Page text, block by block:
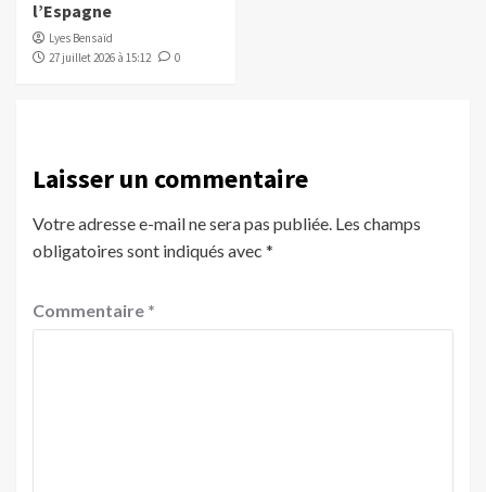
l’Espagne
Lyes Bensaïd
27 juillet 2026 à 15:12
0
Laisser un commentaire
Votre adresse e-mail ne sera pas publiée. Les champs
obligatoires sont indiqués avec *
Commentaire *